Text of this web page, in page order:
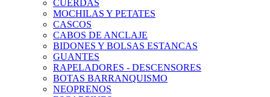
CUERDAS
MOCHILAS Y PETATES
CASCOS
CABOS DE ANCLAJE
BIDONES Y BOLSAS ESTANCAS
GUANTES
RAPELADORES - DESCENSORES
BOTAS BARRANQUISMO
NEOPRENOS